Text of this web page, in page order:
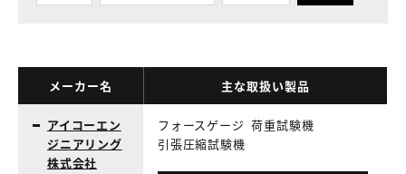
メーカー名 主な取扱い製品
アイコーエン
ジニアリング
株式会社
フォースゲージ 荷重試験機
引張圧縮試験機